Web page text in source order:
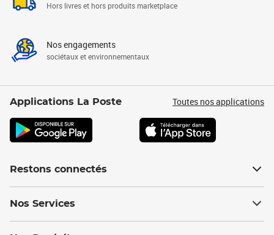
Hors livres et hors produits marketplace
Nos engagements
sociétaux et environnementaux
Applications La Poste Toutes nos applications
Restons connectés
Nos Services